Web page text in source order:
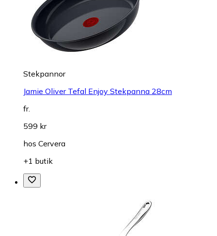
Stekpannor
Jamie Oliver Tefal Enjoy Stekpanna 28cm
fr.
599 kr
hos Cervera
+1 butik